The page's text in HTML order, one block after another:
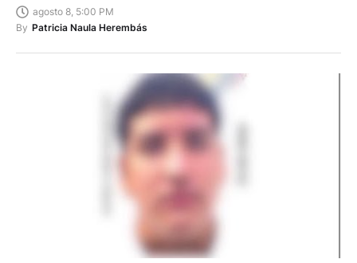
agosto 8, 5:00 PM
By Patricia Naula Herembás